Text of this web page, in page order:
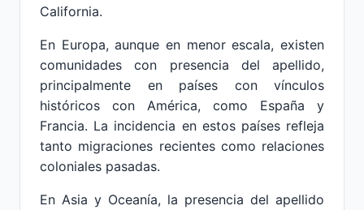
California.
En Europa, aunque en menor escala, existen
comunidades con presencia del apellido,
principalmente en países con vínculos
históricos con América, como España y
Francia. La incidencia en estos países refleja
tanto migraciones recientes como relaciones
coloniales pasadas.
En Asia y Oceanía, la presencia del apellido